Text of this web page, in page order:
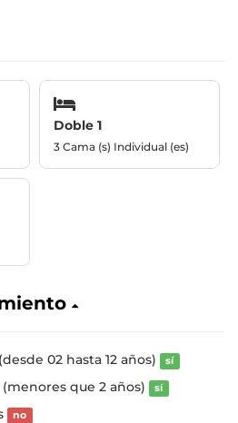
Doble 1
3 Cama (s) Individual (es)
02 hasta 12 años) sí
que 2 años) sí
no